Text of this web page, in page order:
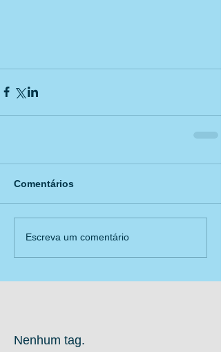
Comentários
Escreva um comentário
Nenhum tag.